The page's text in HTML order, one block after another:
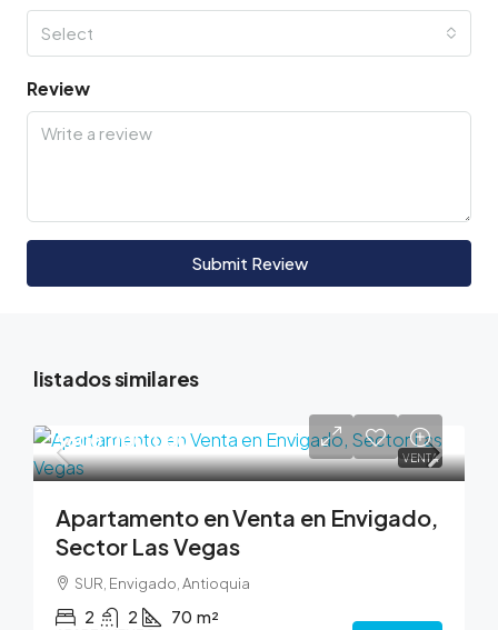
Select
Review
Submit Review
listados similares
VENTA
$600,000,000
Apartamento en Venta en Envigado,
Sector Las Vegas
SUR, Envigado, Antioquia
2 2 70 m²